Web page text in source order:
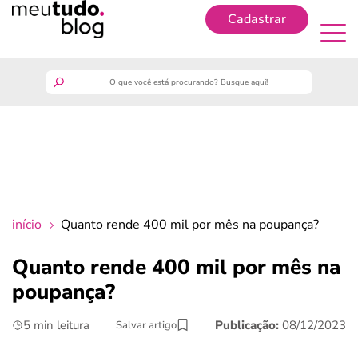
Cadastrar
crédito fácil
últimas notícias
início Quanto rende 400 mil por mês na poupança?
Quanto rende 400 mil por mês na
poupança?
5 min leitura Salvar artigo Publicação: 08/12/2023